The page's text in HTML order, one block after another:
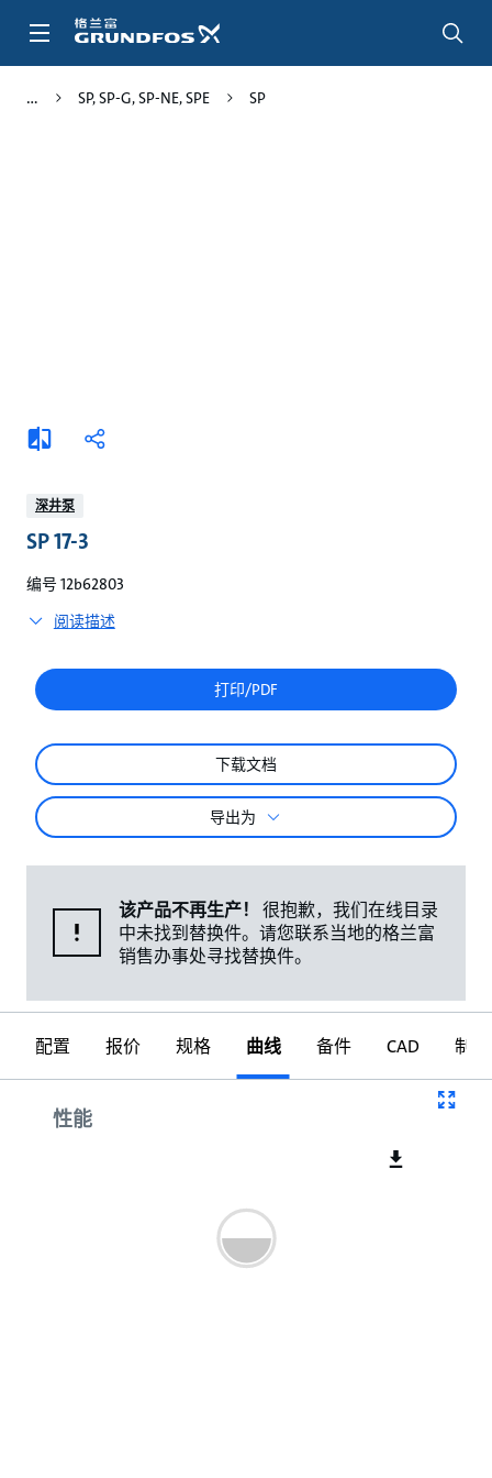
SP, SP-G, SP-NE, SPE SP
添
加
较
分
深井泵
SP 17-3
编号 12b62803
阅读描述
打印/PDF
下载文档
导出为
该产品不再生产！
很抱歉，我们在线目录
中未找到替换件。请您联系当地的格兰富
销售办事处寻找替换件。
配置 报价 规格 曲线 备件 CAD 制图
性能